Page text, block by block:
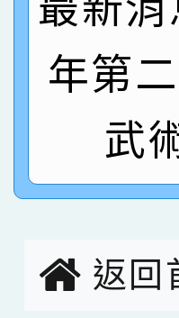
名 指
指導老
賽 劉
臺灣
賀！本
市賽
創客第
年第
武
返回